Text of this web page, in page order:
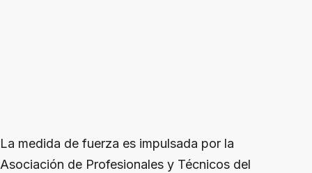
La medida de fuerza es impulsada por la
Asociación de Profesionales y Técnicos del